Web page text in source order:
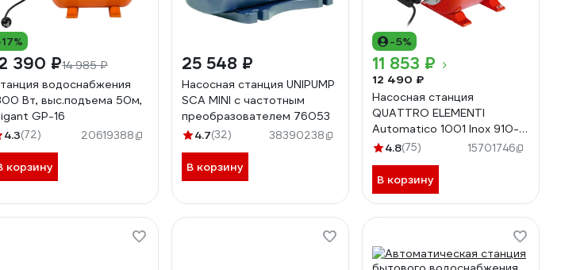
390 ₽14 985 ₽
водоснабжения
Вт, выс.подъема 50м,
GP-16
4.3(72) 20619388
корзину
25 548 ₽
Насосная станция UNIPUMP
SCA MINI с частотным
преобразователем 76053
4.7(32) 38390238
В корзину
-5%
11 853 ₽
12 490 ₽
Насосная станция
QUATTRO ELEMENTI
Automatico 1001 Inox 910-
2184.8(75) 15701746
В корзину